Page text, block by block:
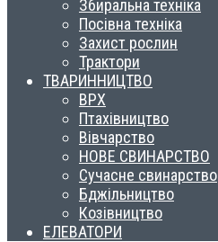
Збиральна техніка
Посівна техніка
Захист рослин
Трактори
ТВАРИННИЦТВО
ВРХ
Птахівництво
Вівчарство
НОВЕ СВИНАРСТВО
Сучасне свинарство
Бджільництво
Козівництво
ЕЛЕВАТОРИ